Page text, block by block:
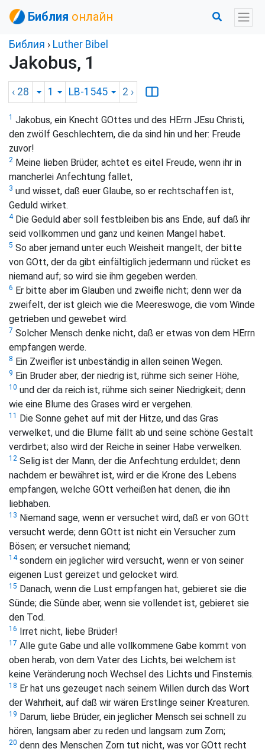
Библия онлайн
Библия › Luther Bibel
Jakobus, 1
‹ 28 1 LB-1545 2 ›
1 Jakobus, ein Knecht GOttes und des HErrn JEsu Christi,
den zwölf Geschlechtern, die da sind hin und her: Freude
zuvor!
2 Meine lieben Brüder, achtet es eitel Freude, wenn ihr in
mancherlei Anfechtung fallet,
3 und wisset, daß euer Glaube, so er rechtschaffen ist,
Geduld wirket.
4Die Geduld aber soll festbleiben bis ans Ende, auf daß ihr
seid vollkommen und ganz und keinen Mangel habet.
5 So aber jemand unter euch Weisheit mangelt, der bitte
von GOtt, der da gibt einfältiglich jedermann und rücket es
niemand auf; so wird sie ihm gegeben werden.
6 Er bitte aber im Glauben und zweifle nicht; denn wer da
zweifelt, der ist gleich wie die Meereswoge, die vom Winde
getrieben und gewebet wird.
7 Solcher Mensch denke nicht, daß er etwas von dem HErrn
empfangen werde.
8 Ein Zweifler ist unbeständig in allen seinen Wegen.
9 Ein Bruder aber, der niedrig ist, rühme sich seiner Höhe,
10 und der da reich ist, rühme sich seiner Niedrigkeit; denn
wie eine Blume des Grases wird er vergehen.
11
Die Sonne gehet auf mit der Hitze, und das Gras
verwelket, und die Blume fällt ab und seine schöne Gestalt
verdirbet; also wird der Reiche in seiner Habe verwelken.
12 Selig ist der Mann, der die Anfechtung erduldet; denn
nachdem er bewähret ist, wird er die Krone des Lebens
empfangen, welche GOtt verheißen hat denen, die ihn
liebhaben.
13 Niemand sage, wenn er versuchet wird, daß er von GOtt
versucht werde; denn GOtt ist nicht ein Versucher zum
Bösen; er versuchet niemand;
14sondern ein jeglicher wird versucht, wenn er von seiner
eigenen Lust gereizet und gelocket wird.
15 Danach, wenn die Lust empfangen hat, gebieret sie die
Sünde; die Sünde aber, wenn sie vollendet ist, gebieret sie
den Tod.
16 Irret nicht, liebe Brüder!
17 Alle gute Gabe und alle vollkommene Gabe kommt von
oben herab, von dem Vater des Lichts, bei welchem ist
keine Veränderung noch Wechsel des Lichts und Finsternis.
18 Er hat uns gezeuget nach seinem Willen durch das Wort
der Wahrheit, auf daß wir wären Erstlinge seiner Kreaturen.
19 Darum, liebe Brüder, ein jeglicher Mensch sei schnell zu
hören, langsam aber zu reden und langsam zum Zorn;
20 denn des Menschen Zorn tut nicht, was vor GOtt recht